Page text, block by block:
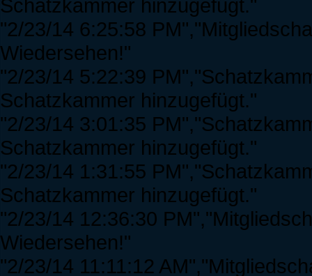
Schatzkammer hinzugefügt."
"2/23/14 6:25:58
Wiedersehen!"
"2/23/14 5:22:39
Schatzkammer hinzugefügt."
"2/23/14 3:01:35
Schatzkammer hinzugefügt."
"2/23/14 1:31:55
Schatzkammer hinzugefügt."
"2/23/14 12:36:30
Wiedersehen!"
"2/23/14 11:11:12